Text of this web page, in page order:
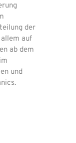
der
auf
ab dem
und